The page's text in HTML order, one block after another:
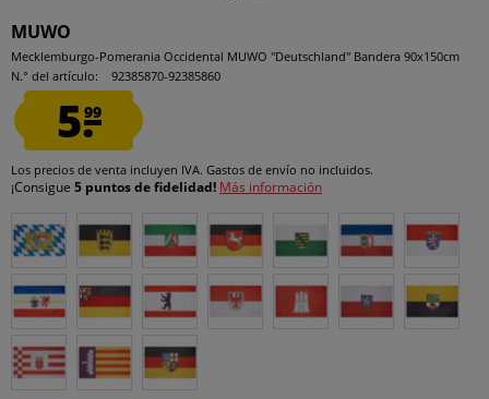
MUWO
Mecklemburgo-Pomerania Occidental MUWO "Deutschland" Bandera 90x150cm
N.° del artículo:
92385870-92385860
5.99
Los precios de venta incluyen IVA. Gastos de envío no incluidos.
¡Consigue 5 puntos de fidelidad! Más información